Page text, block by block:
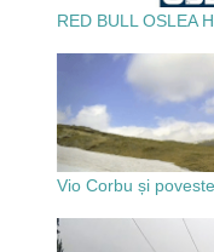
RED BULL OSLEA
Vio Corbu și